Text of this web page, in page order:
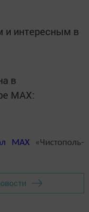
интересным в
в
MАХ:
MAX«Чистополь-